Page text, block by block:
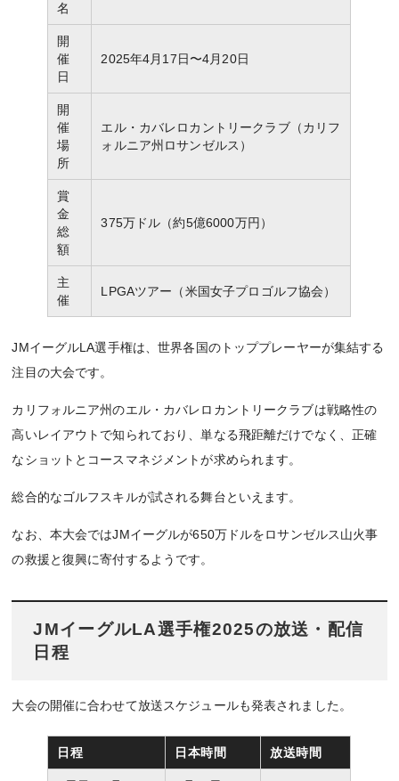
名
開
催
日
2025年4月17日〜4月20日
開
催
場
所
エル・カバレロカントリークラブ（カリフ
ォルニア州ロサンゼルス）
賞
金
総
額
375万ドル（約5億6000万円）
主
催
LPGAツアー（米国女子プロゴルフ協会）
JMイーグルLA選手権は、世界各国のトッププレーヤーが集結する
注目の大会です。
カリフォルニア州のエル・カバレロカントリークラブは戦略性の
高いレイアウトで知られており、単なる飛距離だけでなく、正確
なショットとコースマネジメントが求められます。
総合的なゴルフスキルが試される舞台といえます。
なお、本大会ではJMイーグルが650万ドルをロサンゼルス山火事
の救援と復興に寄付するようです。
JMイーグルLA選手権2025の放送・配信
日程
大会の開催に合わせて放送スケジュールも発表されました。
日程 日本時間 放送時間